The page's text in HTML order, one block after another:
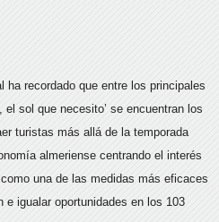
recordado que entre los principales
sol que necesito’ se encuentran los
turistas más allá de la temporada
almeriense centrando el interés
una de las medidas más eficaces
e igualar oportunidades en los 103